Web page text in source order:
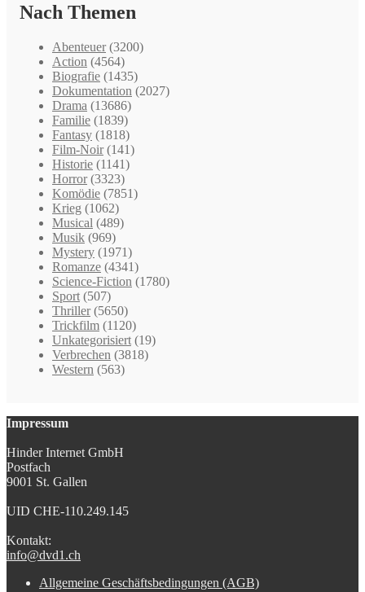
Nach Themen
Abenteuer (3200)
Action (4564)
Biografie (1435)
Dokumentation (2027)
Drama (13686)
Familie (1839)
Fantasy (1818)
Film-Noir (141)
Historie (1141)
Horror (3323)
Komödie (7851)
Krieg (1062)
Musical (489)
Musik (969)
Mystery (1971)
Romanze (4341)
Science-Fiction (1780)
Sport (507)
Thriller (5650)
Trickfilm (1120)
Unkategorisiert (19)
Verbrechen (3818)
Western (563)
Impressum
Hinder Internet GmbH
Postfach
9001 St. Gallen
UID CHE-110.249.145
Kontakt:
info@dvd1.ch
Allgemeine Geschäftsbedingungen (AGB)